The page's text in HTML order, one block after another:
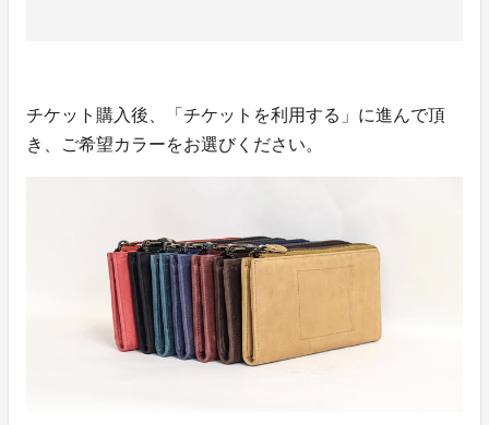
チケット購入後、「チケットを利用する」に進んで頂
き、ご希望カラーをお選びください。